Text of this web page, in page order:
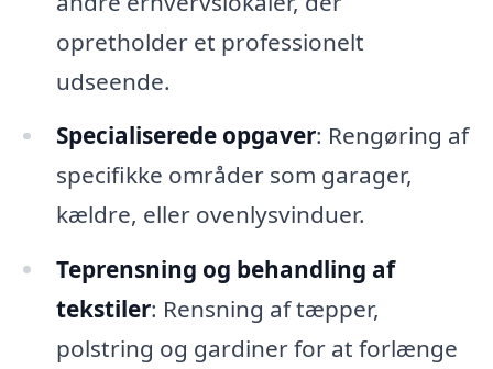
opretholder et professionelt
udseende.
Specialiserede opgaver: Rengøring af
specifikke områder som garager,
kældre, eller ovenlysvinduer.
Teprensning og behandling af
tekstiler: Rensning af tæpper,
polstring og gardiner for at forlænge